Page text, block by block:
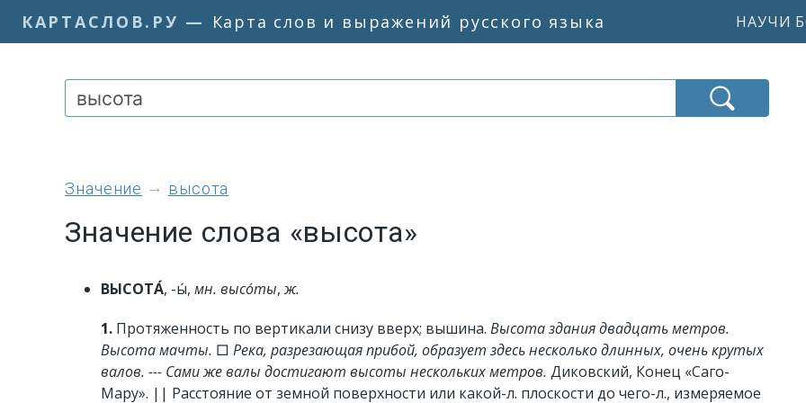
КАРТАСЛОВ.РУ — Карта слов и выражений русского языка НАУЧИ
значение высота
Значение слова «высота»
ВЫСОТА́, -ы́, мн. высо́ты,ж.
1. Протяженность по вертикали снизу вверх; вышина. Высота здания двадцать метров.
Высота мачты. □ Река, разрезающая прибой, образует здесь несколько длинных, очень крутых
валов. --- Сами же валы достигают высоты нескольких метров. Диковский, Конец «Саго-
Мару». || Расстояние от земной поверхности или какой-л. плоскости до чего-л., измеряемое